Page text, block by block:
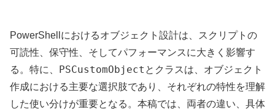
PowerShellにおけるオブジェクト設計は、スクリプトの
可読性、保守性、そしてパフォーマンスに大きく影響す
る。特に、 PSCustomObject とクラスは、オブジェクト
作成における主要な選択肢であり、それぞれの特性を理解
した使い分けが重要となる。本稿では、両者の違い、具体